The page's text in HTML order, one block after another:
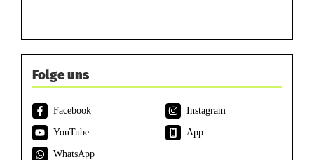
Folge uns
Facebook
Instagram
YouTube
App
WhatsApp